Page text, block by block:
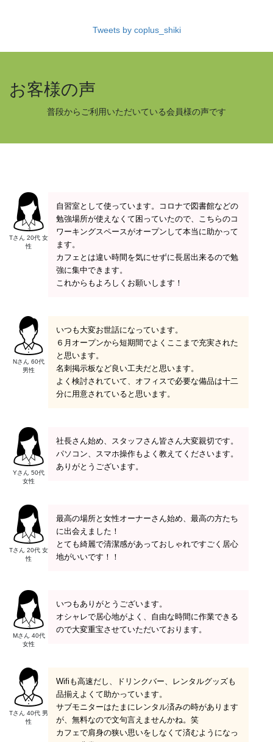
Tweets by coplus_shiki
お客様の声
普段からご利用いただいている会員様の声です
Tさん 20代 女
性
自習室として使っています。コロナで図書館などの
勉強場所が使えなくて困っていたので、こちらのコ
ワーキングスペースがオープンして本当に助かって
ます。
カフェとは違い時間を気にせずに長居出来るので勉
強に集中できます。
これからもよろしくお願いします！
Nさん 60代
男性
いつも大変お世話になっています。
６月オープンから短期間でよくここまで充実された
と思います。
名刺掲示板など良い工夫だと思います。
よく検討されていて、オフィスで必要な備品は十二
分に用意されていると思います。
Yさん 50代
女性
社長さん始め、スタッフさん皆さん大変親切です。
パソコン、スマホ操作もよく教えてくださいます。
ありがとうございます。
Tさん 20代 女
性
最高の場所と女性オーナーさん始め、最高の方たち
に出会えました！
とても綺麗で清潔感があっておしゃれですごく居心
地がいいです！！
Mさん 40代
女性
いつもありがとうございます。
オシャレで居心地がよく、自由な時間に作業できる
ので大変重宝させていただいております。
Tさん 40代 男
性
Wifiも高速だし、ドリンクバー、レンタルグッズも
品揃えよくて助かっています。
サブモニターはたまにレンタル済みの時があります
が、無料なので文句言えませんかね。笑
カフェで肩身の狭い思いをしなくて済むようになっ